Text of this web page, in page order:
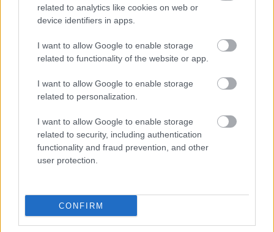
related to analytics like cookies on web or
device identifiers in apps.
I want to allow Google to enable storage
related to functionality of the website or app.
I want to allow Google to enable storage
related to personalization.
I want to allow Google to enable storage
related to security, including authentication
functionality and fraud prevention, and other
user protection.
CONFIRM
Γεννημένη στην Αθήνα, υπήρξε επί τριάντα τέσσερα
συναπτά έτη τραπεζικό στέλεχος, οκτώ από τα οποία στο
Παρίσι. Μετά από την δια παντός αποχώρησή της από τον
τραπεζικό κλάδο το 2013, απαντά στο ψευδώνυμο The
καταστρώνει μενού αποπλάνησης, να χώνεται στη κουζίνα,
να παίζει με την μαγειρική και να παρατηρεί τους φίλους της
να απολαμβάνουν τις καινούριες γεύσεις που ανακάλυψε.
Αγαπά όλες τις κουζίνες του κόσμου και αναζητά μανιωδώς
την επόμενη γαστριμαργική εκστρατεία. Μπλέκει την
μαγειρική με ιστορίες και σενάρια.